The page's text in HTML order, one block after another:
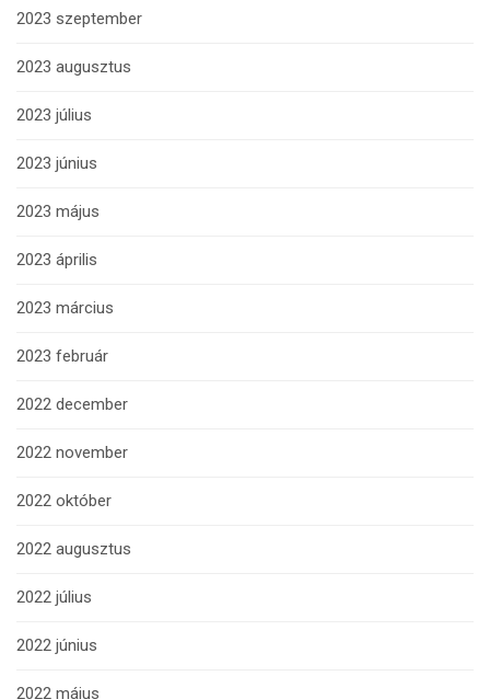
2023 szeptember
2023 augusztus
2023 július
2023 június
2023 május
2023 április
2023 március
2023 február
2022 december
2022 november
2022 október
2022 augusztus
2022 július
2022 június
2022 május